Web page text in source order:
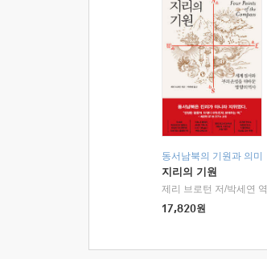
동서남북의 기원과 의미
지리의 기원
제리 브로턴 저/박세연 역
17,820원